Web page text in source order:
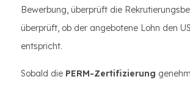
Bewerbung, überprüft die
überprüft, ob der angebotene Lohn den
entspricht.
Sobald die PERM-Zertifizierung